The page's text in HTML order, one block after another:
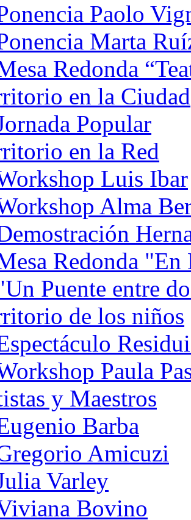
Paolo
Marta
Redonda
en la Ciudad
Popular
en la Red
Luis Ibar
Alma
Redonda
Puente entre
de los niños
Paula
y Maestros
Barba
Amicuzi
Varley
Bovino